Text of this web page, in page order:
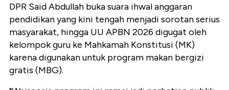
DPR Said Abdullah buka suara ihwal anggaran
pendidikan yang kini tengah menjadi sorotan serius
masyarakat, hingga UU APBN 2026 digugat oleh
kelompok guru ke Mahkamah Konstitusi (MK)
karena digunakan untuk program makan bergizi
gratis (MBG).